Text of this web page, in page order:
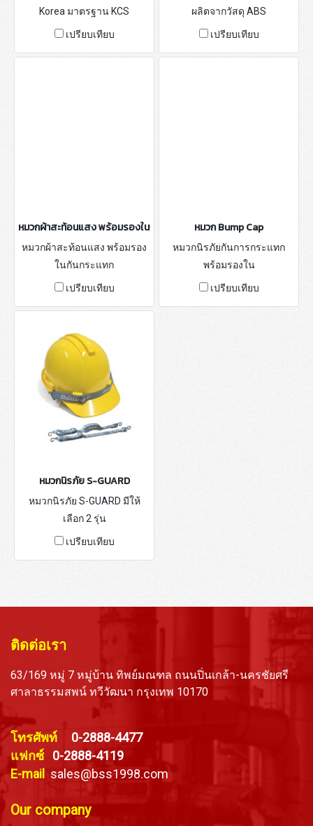
Korea มาตรฐาน KCS
เปรียบเทียบ
ผลิตจากวัสดุ ABS
เปรียบเทียบ
หมวกผ้าสะท้อนแสง พร้อมรองในกันกระแทก
หมวกผ้าสะท้อนแสง พร้อมรอง
ในกันกระแทก
เปรียบเทียบ
หมวก Bump Cap
หมวกนิรภัยกันการกระแทก
พร้อมรองใน
เปรียบเทียบ
หมวกนิรภัย S-GUARD
หมวกนิรภัย S-GUARD มีให้
เลือก 2 รุ่น
เปรียบเทียบ
ติดต่อเรา
63/169 หมู่ 7 หมู่บ้าน ทิพย์มณฑล ถนนปิ่นเกล้า-นครชัยศรี
ศาลาธรรมสพน์ ทวีวัฒนา กรุงเทพ 10170
โทรศัพท์ 0-2888-4477
แฟกซ์ 0-2888-4119
E-mail
sales@bss1998.com
Our company